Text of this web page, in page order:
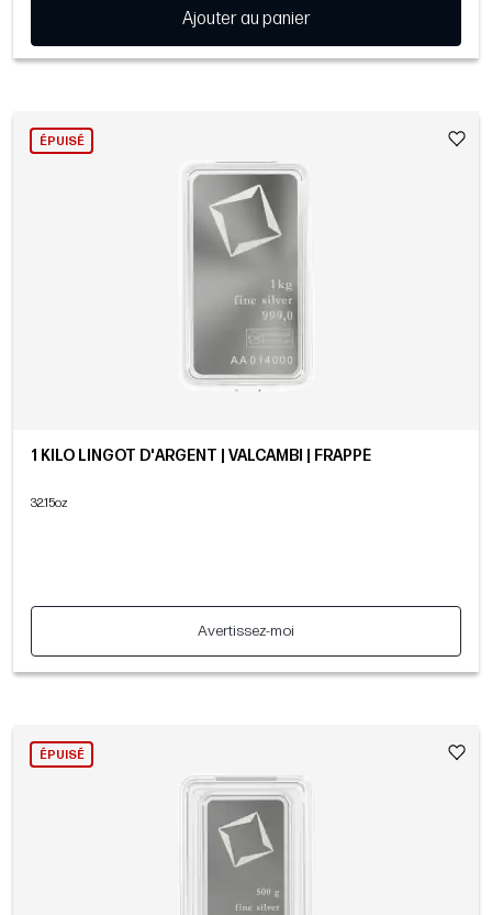
Ajouter au panier
ÉPUISÉ
1 KILO LINGOT D'ARGENT | VALCAMBI | FRAPPÉ
32.15oz
Avertissez-moi
ÉPUISÉ